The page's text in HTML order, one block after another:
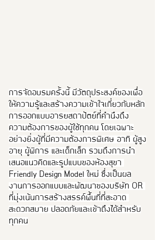
การจัดอบรมครั้งนี้ มีวัตถุประสงค์ของเพื่อ
ให้ความรู้และสร้างความเข้าใจเกี่ยวกับหลัก
การออกแบบอารยสถาปัตย์ที่คำนึงถึง
ความต้องการของผู้ใช้ทุกคน โดยเฉพาะ
อย่างยิ่งผู้ที่มีความต้องการพิเศษ อาทิ ผู้สูง
อายุ ผู้พิการ และเด็กเล็ก รวมถึงการนำ
เสนอแนวคิดและรูปแบบของห้องสุขา
Friendly Design Model ใหม่ ซึ่งเป็นผล
งานการออกแบบและพัฒนาของบริษัท OR
ที่มุ่งเน้นการสร้างสรรค์พื้นที่ที่สะอาด
สะดวกสบาย ปลอดภัยและเข้าถึงได้สำหรับ
ทุกคน